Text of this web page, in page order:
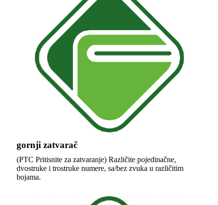
gornji zatvarač
(PTC Pritisnite za zatvaranje) Različite pojedinačne,
dvostruke i trostruke numere, sa/bez zvuka u različitim
bojama.